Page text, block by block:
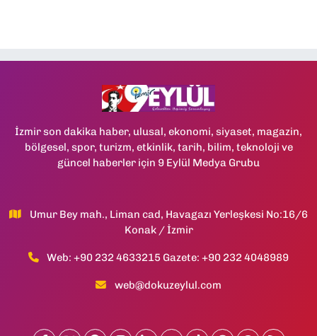
İzmir son dakika haber, ulusal, ekonomi, siyaset, magazin,
bölgesel, spor, turizm, etkinlik, tarih, bilim, teknoloji ve
güncel haberler için 9 Eylül Medya Grubu
Umur Bey mah., Liman cad, Havagazı Yerleşkesi No:16/6
Konak / İzmir
Web: +90 232 4633215 Gazete: +90 232 4048989
web@dokuzeylul.com